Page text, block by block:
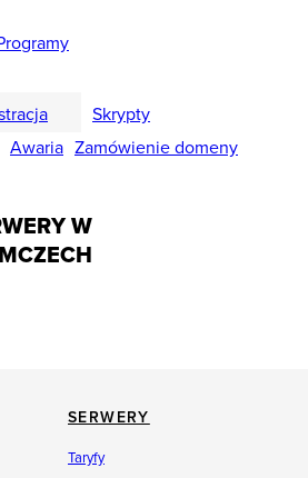
Skrypty
Awaria Zamówienie domeny
W
SERWERY
Taryfy